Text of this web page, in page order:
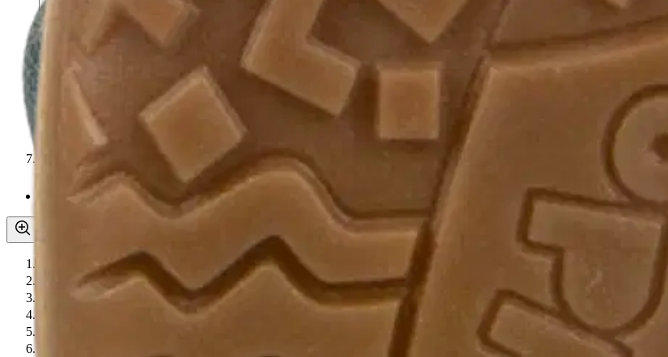
Asiakasomistaja-alennus -15 %
Avaa kuva suurempana
Avaa kuva suurempana
Avaa kuva suurempana